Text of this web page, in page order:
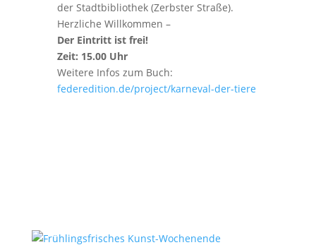
der Stadtbibliothek (Zerbster Straße).
Herzliche Willkommen –
Der Eintritt ist frei!
Zeit: 15.00 Uhr
Weitere Infos zum Buch:
federedition.de/project/karneval-der-tiere